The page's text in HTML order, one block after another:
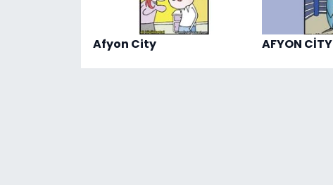
Afyon City AFYON CİTY